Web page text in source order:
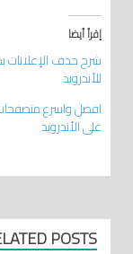
إقرأ أيضا
شرح حذف الإعلانات
للأندرويد
افضل واسرع متصفحات
على الأندرويد
POSTS